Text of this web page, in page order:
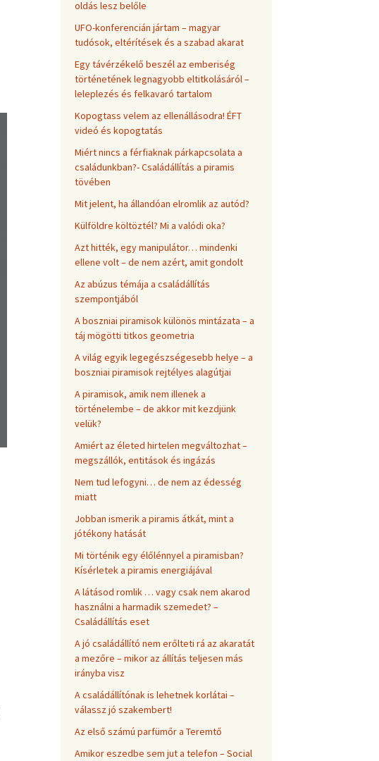
oldás lesz belőle
UFO-konferencián jártam – magyar
tudósok, eltérítések és a szabad akarat
Egy távérzékelő beszél az emberiség
történetének legnagyobb eltitkolásáról –
leleplezés és felkavaró tartalom
Kopogtass velem az ellenállásodra! ÉFT
videó és kopogtatás
Miért nincs a férfiaknak párkapcsolata a
családunkban?- Családállítás a piramis
tövében
Mit jelent, ha állandóan elromlik az autód?
Külföldre költöztél? Mi a valódi oka?
Azt hitték, egy manipulátor… mindenki
ellene volt – de nem azért, amit gondolt
Az abúzus témája a családállítás
szempontjából
A boszniai piramisok különös mintázata – a
táj mögötti titkos geometria
A világ egyik legegészségesebb helye – a
boszniai piramisok rejtélyes alagútjai
A piramisok, amik nem illenek a
történelembe – de akkor mit kezdjünk
velük?
Amiért az életed hirtelen megváltozhat –
megszállók, entitások és ingázás
Nem tud lefogyni… de nem az édesség
miatt
Jobban ismerik a piramis átkát, mint a
jótékony hatását
Mi történik egy élőlénnyel a piramisban?
Kísérletek a piramis energiájával
A látásod romlik … vagy csak nem akarod
használni a harmadik szemedet? –
Családállítás eset
A jó családállító nem erőlteti rá az akaratát
a mezőre – mikor az állítás teljesen más
irányba visz
A családállítónak is lehetnek korlátai –
válassz jó szakembert!
Az első számú parfümőr a Teremtő
Amikor eszedbe sem jut a telefon – Social